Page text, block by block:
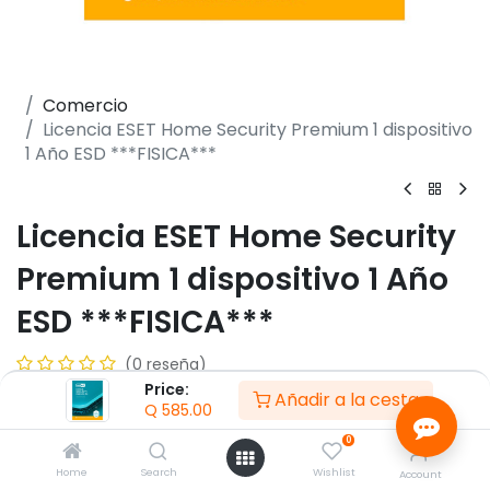
Price:
Q 585.00 Añadir a la cesta
Home Search
0
Wishlist Account
Comercio
Licencia ESET Home Security Premium 1 dispositivo
1 Año ESD ***FISICA***
Licencia ESET Home Security
Premium 1 dispositivo 1 Año
ESD ***FISICA***
(0 reseña)
- Cant. 1 Dispositivo
- 1 Año de vigencia
- Protección en tiempo real 24x7
- Escaneos rápidos sin interrupciones